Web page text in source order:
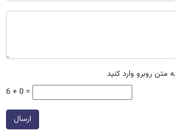
متن روبرو وارد کنید
6 + 0 =
ارسال